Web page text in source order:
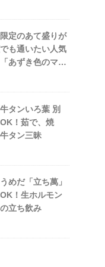
定のあて盛りが
も通いたい人気
あずき色のマー
タンいろ葉 別
！茹で、焼
タン三昧
めだ「立ち萬」
！生ホルモン
立ち飲み